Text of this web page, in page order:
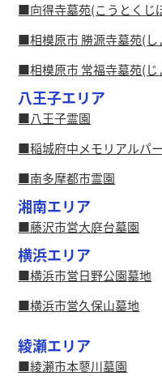
向得寺墓苑(こうとくじ
相模原市 勝源寺墓苑(
相模原市 常福寺墓苑(
八王子エリア
八王子霊園
稲城府中メモリアルパ
南多摩都市霊園
湘南エリア
藤沢市営大庭台墓園
横浜エリア
横浜市営日野公園墓地
横浜市営久保山墓地
綾瀬エリア
綾瀬市本蓼川墓園